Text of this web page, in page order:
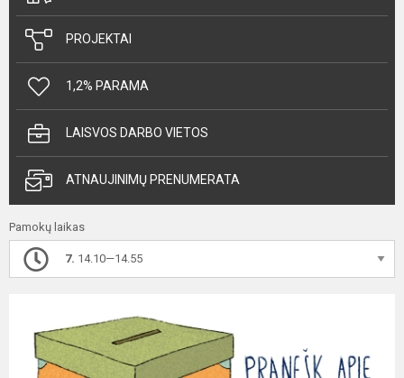
PROJEKTAI
1,2% PARAMA
LAISVOS DARBO VIETOS
ATNAUJINIMŲ PRENUMERATA
Pamokų laikas
7. 14.10—14.55